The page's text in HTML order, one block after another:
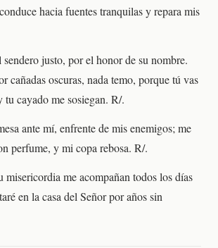
hacia fuentes tranquilas y repara mis
justo, por el honor de su nombre.
cañadas oscuras, nada temo, porque tú vas
cayado me sosiegan. R/.
ante mí, enfrente de mis enemigos; me
perfume, y mi copa rebosa. R/.
me acompañan todos los días
en la casa del Señor por años sin